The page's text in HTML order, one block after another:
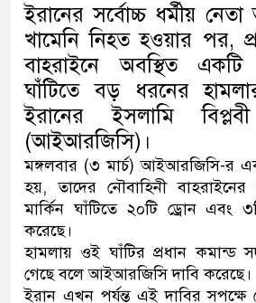
ইরানের সর্বোচ্চ ধর্মীয়
খামেনি নিহত হওয়ার পর,
বাহরাইনে অবস্থিত একটি
ঘাঁটিতে বড় ধরনের
ইরানের ইসলামি
(আইআরজিসি)।
মঙ্গলবার (৩ মার্চ) আইআরজিসি-র
হয়, তাদের নৌবাহিনী
মার্কিন ঘাঁটিতে ২০টি ড্রোন এবং
করেছে।
হামলায় ওই ঘাঁটির প্রধান কমান্ড
গেছে বলে আইআরজিসি দাবি করেছে।
ইরান এখন পর্যন্ত এই দাবির সপক্ষে